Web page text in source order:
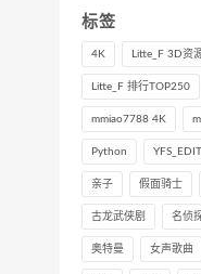
标签
4K Litte_F 3D资
Litte_F 排行TOP250
mmiao7788 4K
Python
亲子 假面骑士
古龙武侠剧 名侦
奥特曼 女声歌曲